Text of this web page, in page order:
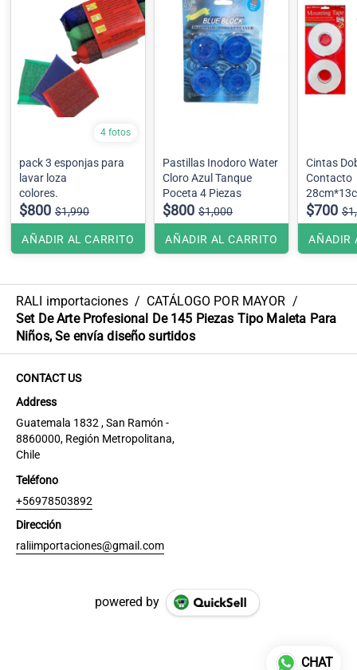
4 fotos
pack 3 esponjas para
lavar loza
colores.
$800 $1,990
AÑADIR AL CARRITO
Pastillas Inodoro Water
Cloro Azul Tanque
Poceta 4 Piezas
$800 $1,000
AÑADIR AL CARRITO
Cintas
Contacto
$700
AÑADIR
RALI importaciones / CATÁLOGO POR MAYOR /
Set De Arte Profesional De 145 Piezas Tipo Maleta Para
Niños, Se envía diseño surtidos
CONTACT US
Address
Guatemala 1832 , San Ramón -
8860000, Región Metropolitana,
Chile
Teléfono
+56978503892
Dirección
raliimportaciones@gmail.com
powered by
CHAT